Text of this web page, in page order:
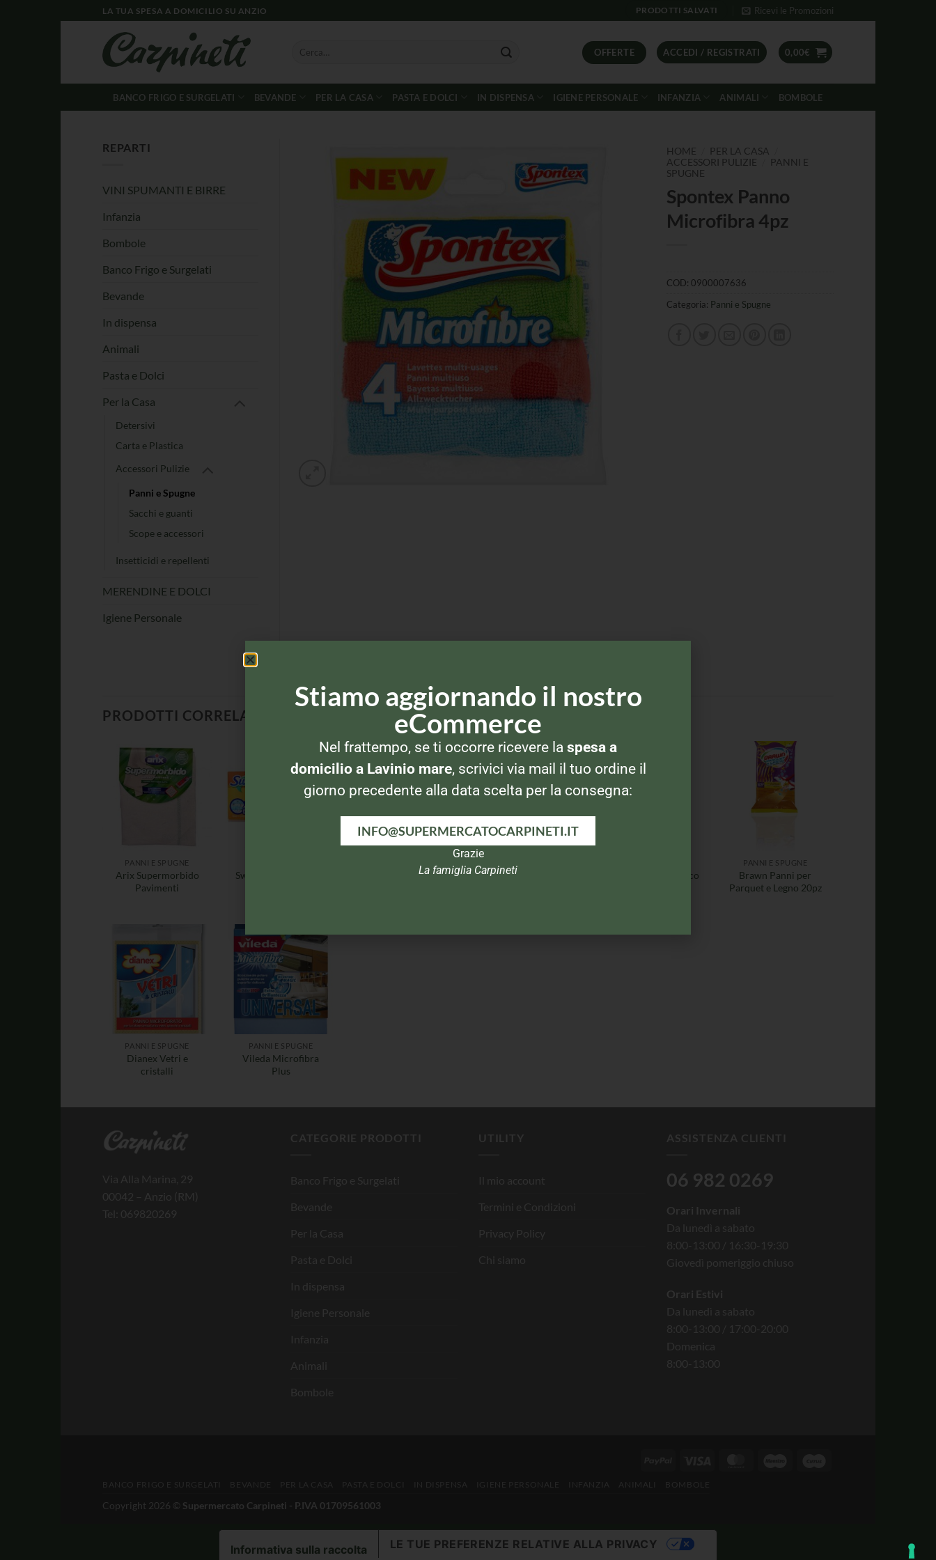
LA TUA SPESA A DOMICILIO SU ANZIO PRODOTTI SALVATI Ricevi le Promozioni
OFFERTE ACCEDI / REGISTRATI 0,00€
BANCO FRIGO E SURGELATI BEVANDE PER LA CASA PASTA E DOLCI IN DISPENSA IGIENE PERSONALE INFANZIA ANIMALI BOMBOLE
HOME PER LA CASA
ACCESSORI PULIZIE
PANNI E
SPUGNE
Spontex Panno
Microfibra 4pz
COD: 0900007636
Categoria: Panni e Spugne
REPARTI
VINI SPUMANTI E BIRRE
Infanzia
Bombole
Banco Frigo e Surgelati
Bevande
In dispensa
Animali
Pasta e Dolci
Per la Casa
Detersivi
Carta e Plastica
Accessori Pulizie
Panni e Spugne
Sacchi e guanti
Scope e accessori
Insetticidi e repellenti
MERENDINE E DOLCI
Igiene Personale
PRODOTTI CORRELATI
PANNI E SPUGNE
Arix Supermorbido
Pavimenti
Swiffer Duster XXL +
Pulitex Pavimenti 1pz Vileda Lavasciuga 3pz
Wettex Panno Magico
PANNI E SPUGNE
Brawn Panni per
Parquet e Legno 20pz
PANNI E SPUGNE
Dianex Vetri e
cristalli
PANNI E SPUGNE
Vileda Microfibra
Plus
Via Alla Marina, 29
00042 – Anzio (RM)
Tel: 069820269
CATEGORIE PRODOTTI
Banco Frigo e Surgelati
Bevande
Per la Casa
Pasta e Dolci
In dispensa
Igiene Personale
Infanzia
Animali
Bombole
UTILITY
Il mio account
Termini e Condizioni
Privacy Policy
Chi siamo
ASSISTENZA CLIENTI
06 982 0269
Orari Invernali
Da lunedì a sabato
8:00-13:00 / 16:30-19:30
Giovedì pomeriggio chiuso
Orari Estivi
Da lunedì a sabato
8:00-13:00 / 17:00-20:00
Domenica
8:00-13:00
Copyright 2026 © Supermercato Carpineti - P.IVA 01709561003
Informativa sulla raccolta LE TUE PREFERENZE RELATIVE ALLA PRIVACY
Stiamo aggiornando il nostro
eCommerce
Nel frattempo, se ti occorre ricevere la spesa a
domicilio a Lavinio mare, scrivici via mail il tuo ordine il
giorno precedente alla data scelta per la consegna:
INFO@SUPERMERCATOCARPINETI.IT
Grazie
La famiglia Carpineti